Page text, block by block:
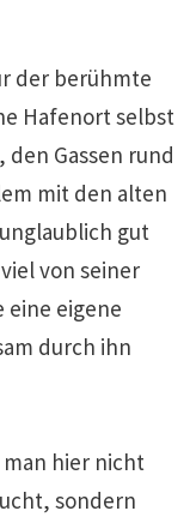
der berühmte
Hafenort selbst
Gassen rund
mit den alten
gut
von seiner
eine eigene
durch ihn
man hier nicht
sondern